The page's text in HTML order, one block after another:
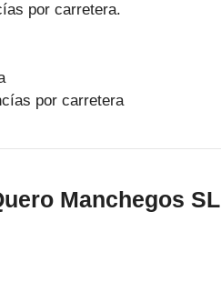
por carretera.
por carretera
Manchegos SL